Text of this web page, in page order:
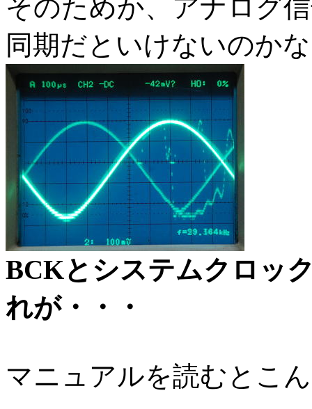
そのためか、アナログ
同期だといけないのか
BCKとシステムクロッ
れが・・・
マニュアルを読むとこ